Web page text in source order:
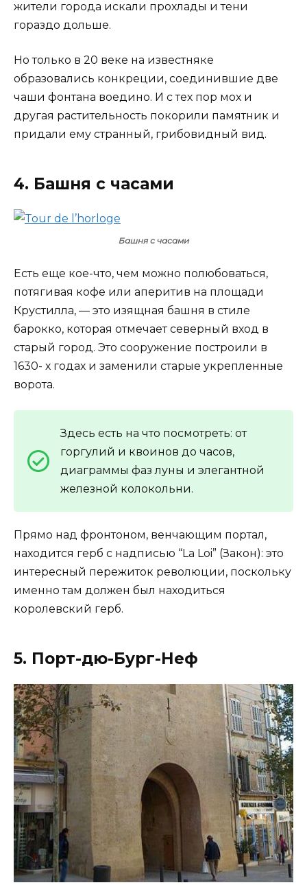
жители города искали прохлады и тени
гораздо дольше.
Но только в 20 веке на известняке
образовались конкреции, соединившие две
чаши фонтана воедино. И с тех пор мох и
другая растительность покорили памятник и
придали ему странный, грибовидный вид.
4. Башня с часами
Башня с часами
Есть еще кое-что, чем можно полюбоваться,
потягивая кофе или аперитив на площади
Крустилла, — это изящная башня в стиле
барокко, которая отмечает северный вход в
старый город. Это сооружение построили в
1630- х годах и заменили старые укрепленные
ворота.
Здесь есть на что посмотреть: от
горгулий и квоинов до часов,
диаграммы фаз луны и элегантной
железной колокольни.
Прямо над фронтоном, венчающим портал,
находится герб с надписью “La Loi” (Закон): это
интересный пережиток революции, поскольку
именно там должен был находиться
королевский герб.
5. Порт-дю-Бург-Неф